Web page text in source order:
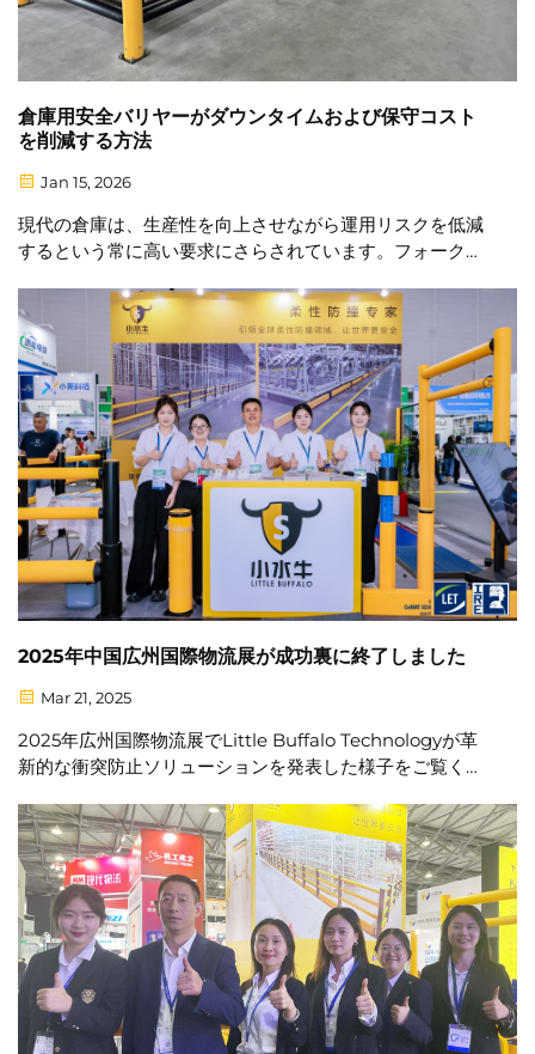
倉庫用安全バリヤーがダウンタイムおよび保守コスト
を削減する方法
Jan 15, 2026
現代の倉庫は、生産性を向上させながら運用リスクを低減
するという常に高い要求にさらされています。フォークリ
ウンタイムや予期せぬ修理費用を招く可能性があります。
そのため、より多くの施設が…
2025年中国広州国際物流展が成功裏に終了しました
Mar 21, 2025
2025年広州国際物流展でLittle Buffalo Technologyが革
新的な衝突防止ソリューションを発表した様子をご覧くだ
ート物流安全の進化についてさらに学びましょう。